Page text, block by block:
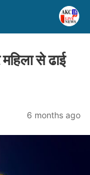
से ढाई
6 months ago